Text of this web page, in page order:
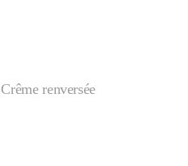
Crême renversée